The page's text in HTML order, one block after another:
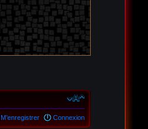
M’enregistrer Connexion